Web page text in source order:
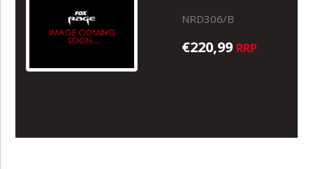
NRD306/B
€220,99 RRP